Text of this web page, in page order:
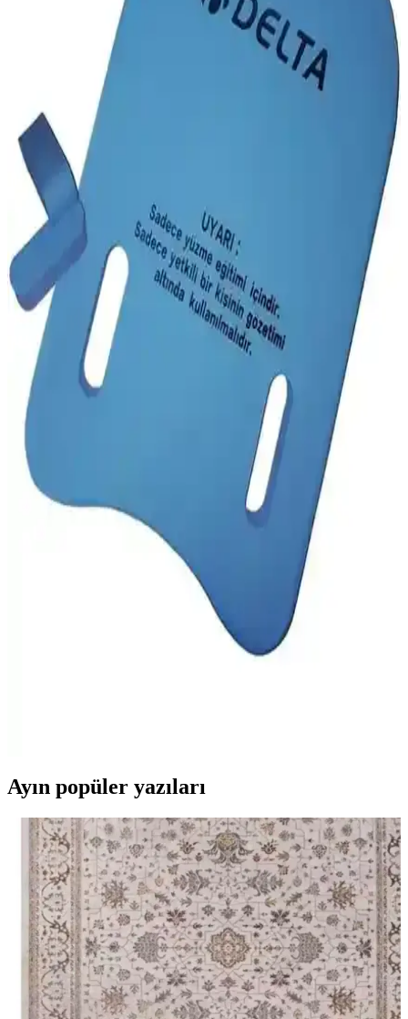
Cosfer CSF-LS3168A İki Kademeli Step Tahtası:
Çok Yönlü Ev Egzersizi Çözümü
Cosfer'in CSF-LS3168A modeli, ayarlanabilir yükseklik ve şık
tasarımıyla evde spor yapmayı kolaylaştıran hafif ve dayanıklı bir
egzersiz ekipmanıdır.
Dinamik 10 mm NBR Yoga Matı ve Voit 1 Cm
Unisex Yeşil Ekipman Karşılaştırması
Bu makalede, Dinamik 10 mm NBR yoga matı ile Voit 1 cm unisex
yeşil ekipmanı detaylı şekilde karşılaştırıyoruz. Her iki ürünün
özellikleri, kullanıcı deneyimleri ve avantajlarına odaklanıyoruz.
Delta 55 cm ve 65 cm Pilates Topları Karşılaştırması:
Hangi Top Size ve İhtiyaca Uygun
İki popüler pilates topunu detaylı karşılaştırıyoruz. Farklı boyut ve
özellikler, kullanım alanları ve kullanıcı yorumlarıyla, ihtiyaçlarınıza
en uygun pilates topunu seçmenize yardımcı oluyoruz.
Delta Uzun Süngerli ve Hubstein Ayarlanabilir Kapı
Barfiksi Karşılaştırması
Bu makalede Delta Uzun Süngerli Kapı Barı ile Hubstein
Ayarlanabilir Kapı Barfiksi arasındaki farklar ve benzerlikler detaylı
şekilde inceleniyor. Hangi ürün sizin ihtiyaçlarınıza daha uygun,
öğrenmek için okuyun.
Busso TPR-35 ve Delta 65 cm Mor Deluxe Pilates
Topu Karşılaştırması
Bu karşılaştırmada, hafif dirençli pilates bandı ve dayanıklı pilates
topunun özellikleri, kullanıcı yorumları ve kullanım alanları detaylı
Delta Mavi Yüzme Tahtası Çocuklar ve Yeni
Ayın popüler yazıları